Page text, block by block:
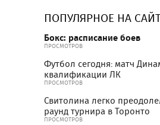
ПОПУЛЯРНОЕ НА
Бокс: расписание боев
ПРОСМОТРОВ
Футбол сегодня: матч
квалификации ЛК
ПРОСМОТРОВ
Свитолина легко
раунд турнира в Торонто
ПРОСМОТРОВ